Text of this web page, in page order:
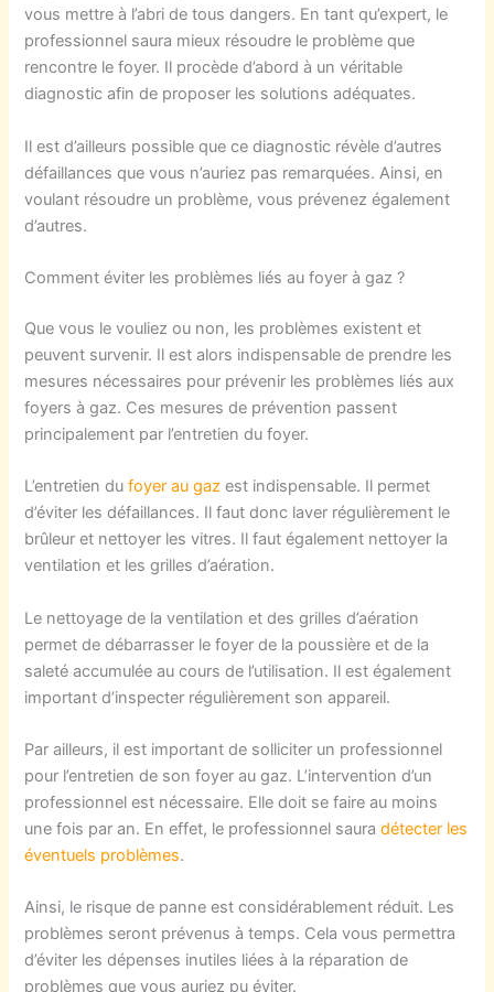
vous mettre à l’abri de tous dangers. En tant qu’expert, le
professionnel saura mieux résoudre le problème que
rencontre le foyer. Il procède d’abord à un véritable
diagnostic afin de proposer les solutions adéquates.
Il est d’ailleurs possible que ce diagnostic révèle d’autres
défaillances que vous n’auriez pas remarquées. Ainsi, en
voulant résoudre un problème, vous prévenez également
d’autres.
Comment éviter les problèmes liés au foyer à gaz ?
Que vous le vouliez ou non, les problèmes existent et
peuvent survenir. Il est alors indispensable de prendre les
mesures nécessaires pour prévenir les problèmes liés aux
foyers à gaz. Ces mesures de prévention passent
principalement par l’entretien du foyer.
L’entretien dufoyer au gaz est indispensable. Il permet
d’éviter les défaillances. Il faut donc laver régulièrement le
brûleur et nettoyer les vitres. Il faut également nettoyer la
ventilation et les grilles d’aération.
Le nettoyage de la ventilation et des grilles d’aération
permet de débarrasser le foyer de la poussière et de la
saleté accumulée au cours de l’utilisation. Il est également
important d’inspecter régulièrement son appareil.
Par ailleurs, il est important de solliciter un professionnel
pour l’entretien de son foyer au gaz. L’intervention d’un
professionnel est nécessaire. Elle doit se faire au moins
une fois par an. En effet, le professionnel sauradétecter les
éventuels problèmes.
Ainsi, le risque de panne est considérablement réduit. Les
problèmes seront prévenus à temps. Cela vous permettra
d’éviter les dépenses inutiles liées à la réparation de
problèmes que vous auriez pu éviter.